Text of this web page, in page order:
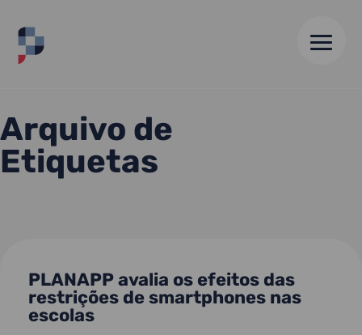
HOME
Arquivo de
Etiquetas
PLANAPP avalia os efeitos das
restrições de smartphones nas
escolas